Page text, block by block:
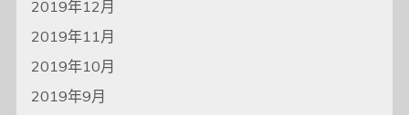
2019年12月
2019年11月
2019年10月
2019年9月